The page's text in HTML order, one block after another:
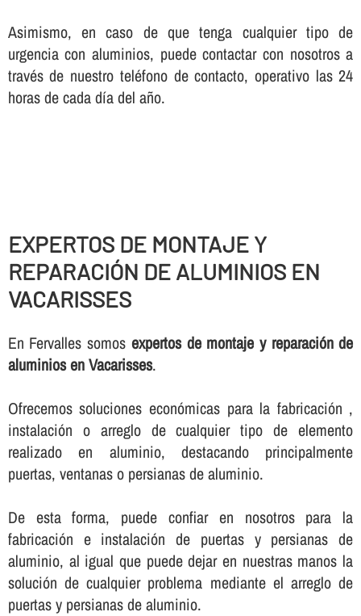
Asimismo, en caso de que tenga cualquier tipo de
urgencia con aluminios, puede contactar con nosotros a
través de nuestro teléfono de contacto, operativo las 24
horas de cada dí­a del año.
EXPERTOS DE MONTAJE Y
REPARACIÓN DE ALUMINIOS EN
VACARISSES
En Fervalles somos expertos de montaje y reparación de
aluminios en Vacarisses.
Ofrecemos soluciones económicas para la fabricación ,
instalación o arreglo de cualquier tipo de elemento
realizado en aluminio, destacando principalmente
puertas, ventanas o persianas de aluminio.
De esta forma, puede confiar en nosotros para la
fabricación e instalación de puertas y persianas de
aluminio, al igual que puede dejar en nuestras manos la
solución de cualquier problema mediante el arreglo de
puertas y persianas de aluminio.